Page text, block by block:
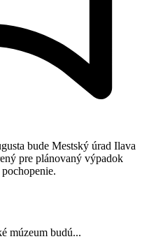
bude Mestský úrad Ilava
pre plánovaný výpadok
múzeum budú...